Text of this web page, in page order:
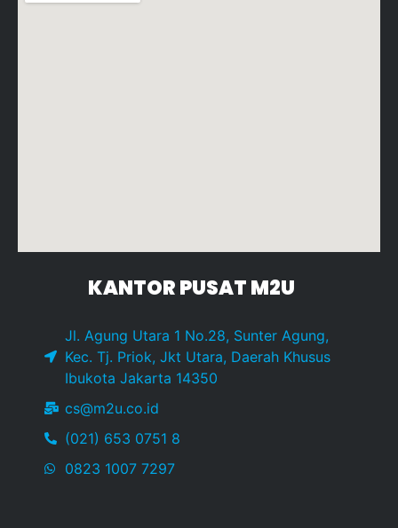
KANTOR PUSAT M2U
Jl. Agung Utara 1 No.28, Sunter Agung,
Kec. Tj. Priok, Jkt Utara, Daerah Khusus
Ibukota Jakarta 14350
cs@m2u.co.id
(021) 653 0751 8
0823 1007 7297